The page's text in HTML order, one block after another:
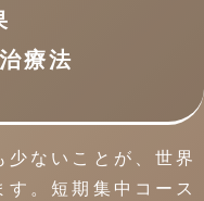
療法
ないことが、世界
。短期集中コース